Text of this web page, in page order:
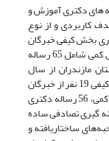
های دکتری آموزش و
کاربردی و از نوع
بخش کیفی خبرگان
جامعه‌ی علمی و متخصصان دانشگاهی و در بخش کمی شامل 65 رساله
مازندران از سال
‌تحصیلی 99-90 می باشد. نمونه آماری در بخش کیفی 19 نفر از خبرگان
علمی و به روش نمونه گیری هدفمند و در بخش کمی، 56 رساله دکتری
گیری تصادفی ساده
ساختاریافته و